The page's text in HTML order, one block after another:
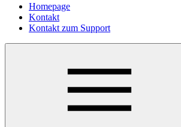
Homepage
Kontakt
Kontakt zum Support